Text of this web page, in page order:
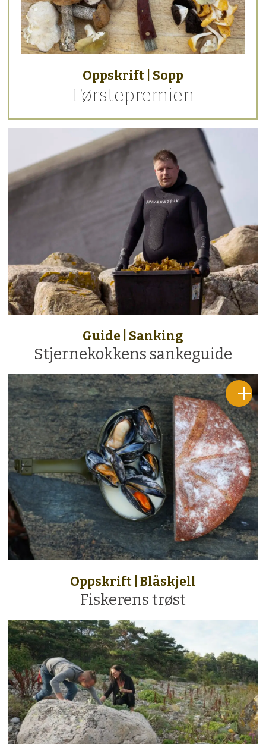
Oppskrift | Sopp
Førstepremien
Guide | Sanking
Stjernekokkens sankeguide
Oppskrift | Blåskjell
Fiskerens trøst